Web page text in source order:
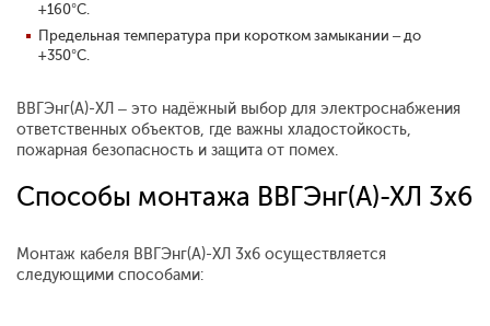
+160°С.
Предельная температура при коротком замыкании – до
+350°С.
ВВГЭнг(А)-ХЛ – это надёжный выбор для электроснабжения
ответственных объектов, где важны хладостойкость,
пожарная безопасность и защита от помех.
Способы монтажа ВВГЭнг(А)-ХЛ 3x6
Монтаж кабеля ВВГЭнг(А)-ХЛ 3x6 осуществляется
следующими способами: